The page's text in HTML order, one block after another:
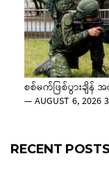
စစ်မက်ဖြစ်ပွားချိန်
—AUGUST 6, 2026
RECENT POSTS